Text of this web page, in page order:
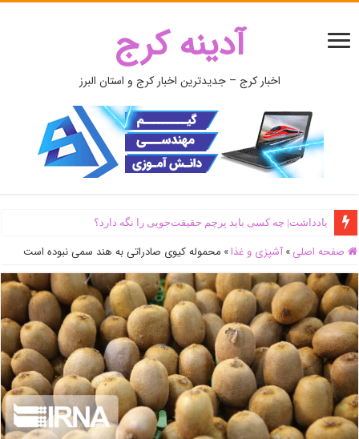
آدینه کرج
اخبار کرج – جدیدترین اخبار کرج و استان البرز
یادداشت| ‌چه کسی باید پرچم حقیقت‌جویی را نگه دارد؟
صفحه اصلی » آشپزی و غذا» محموله کیوی صادراتی به هند سمی نبوده است